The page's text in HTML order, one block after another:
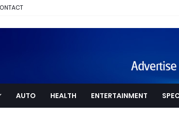
AUTO HEALTH ENTERTAINMENT